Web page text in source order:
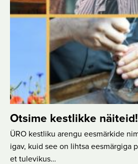
Otsime kestlikke näiteid!
ÜRO kestliku arengu eesmärkide
igav, kuid see on lihtsa eesmärgiga
et tulevikus…